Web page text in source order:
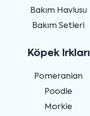
Bakım Havlusu
Bakım Setleri
Köpek Irkları
Pomeranian
Poodle
Morkie